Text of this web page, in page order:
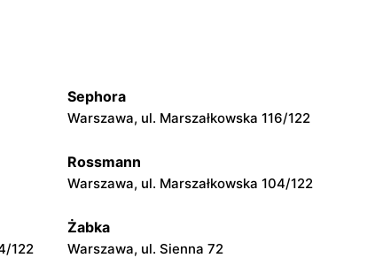
Duży Ben
67 Suchy Las, ul. Obornicka 124A
Sephora
Warszawa, ul. Marszałkowska 116/122
Rossmann
Warszawa, ul. Marszałkowska 104/122
122
Żabka
Warszawa, ul. Sienna 72